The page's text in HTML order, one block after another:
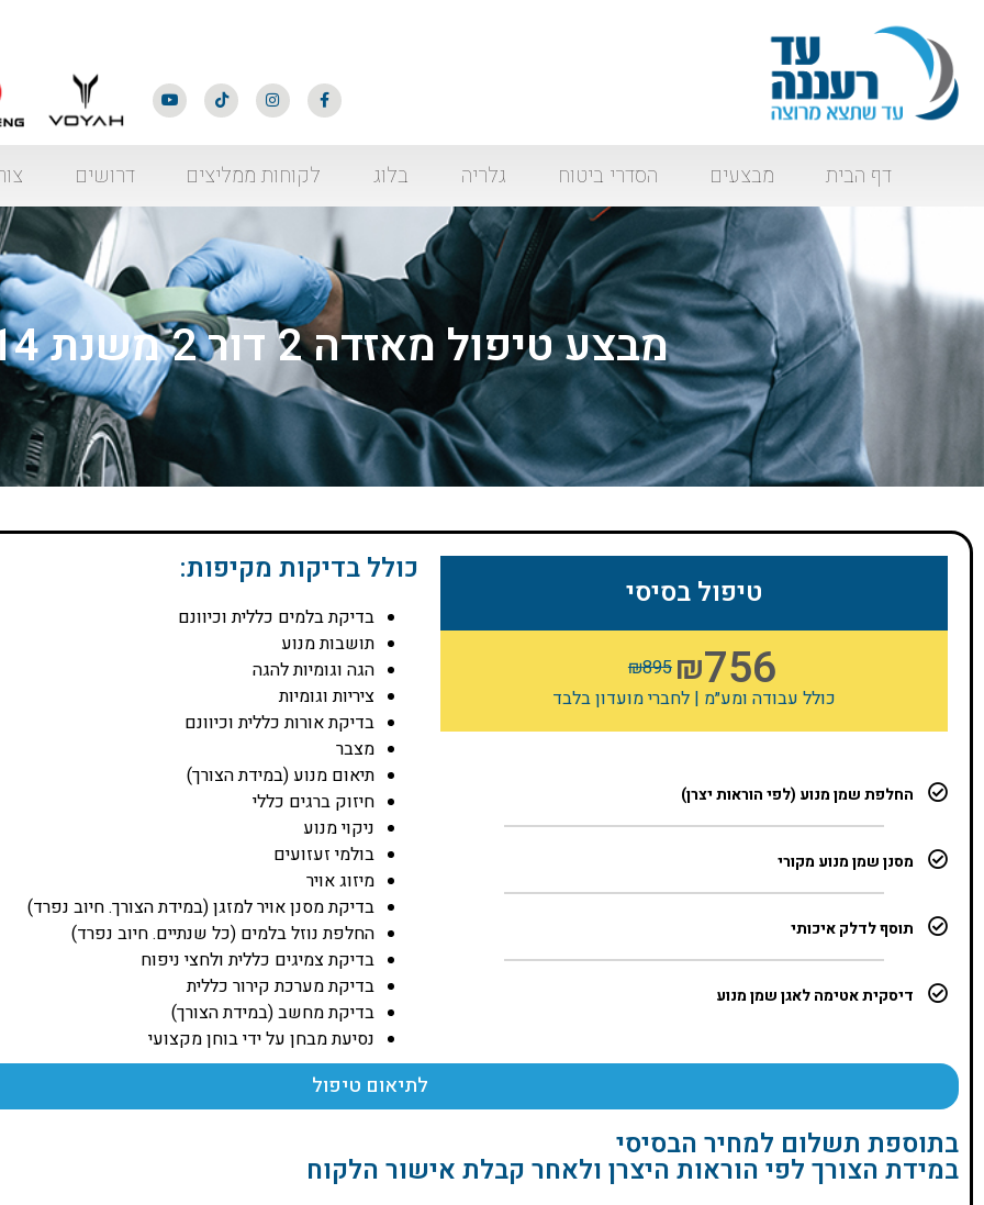
דף הבית מבצעים הסדרי ביטוח גלריה בלוג לקוחות ממליצים דרושים
מבצע טיפול מאזדה 2 דור 2 משנת 2014
טיפול בסיסי
₪895 ₪756
כולל עבודה ומע״מ | לחברי מועדון בלבד
החלפת שמן מנוע (לפי הוראות יצרן)
מסנן שמן מנוע מקורי
תוסף לדלק איכותי
דיסקית אטימה לאגן שמן מנוע
כולל בדיקות מקיפות:
בדיקת בלמים כללית וכיוונם
תושבות מנוע
הגה וגומיות להגה
ציריות וגומיות
בדיקת אורות כללית וכיוונם
מצבר
תיאום מנוע (במידת הצורך)
חיזוק ברגים כללי
ניקוי מנוע
בולמי זעזועים
מיזוג אויר
בדיקת מסנן אויר למזגן (במידת הצורך. חיוב נפרד)
החלפת נוזל בלמים (כל שנתיים. חיוב נפרד)
בדיקת צמיגים כללית ולחצי ניפוח
בדיקת מערכת קירור כללית
בדיקת מחשב (במידת הצורך)
נסיעת מבחן על ידי בוחן מקצועי
לתיאום טיפול
בתוספת תשלום למחיר הבסיסי
במידת הצורך לפי הוראות היצרן ולאחר קבלת אישור הלקוח